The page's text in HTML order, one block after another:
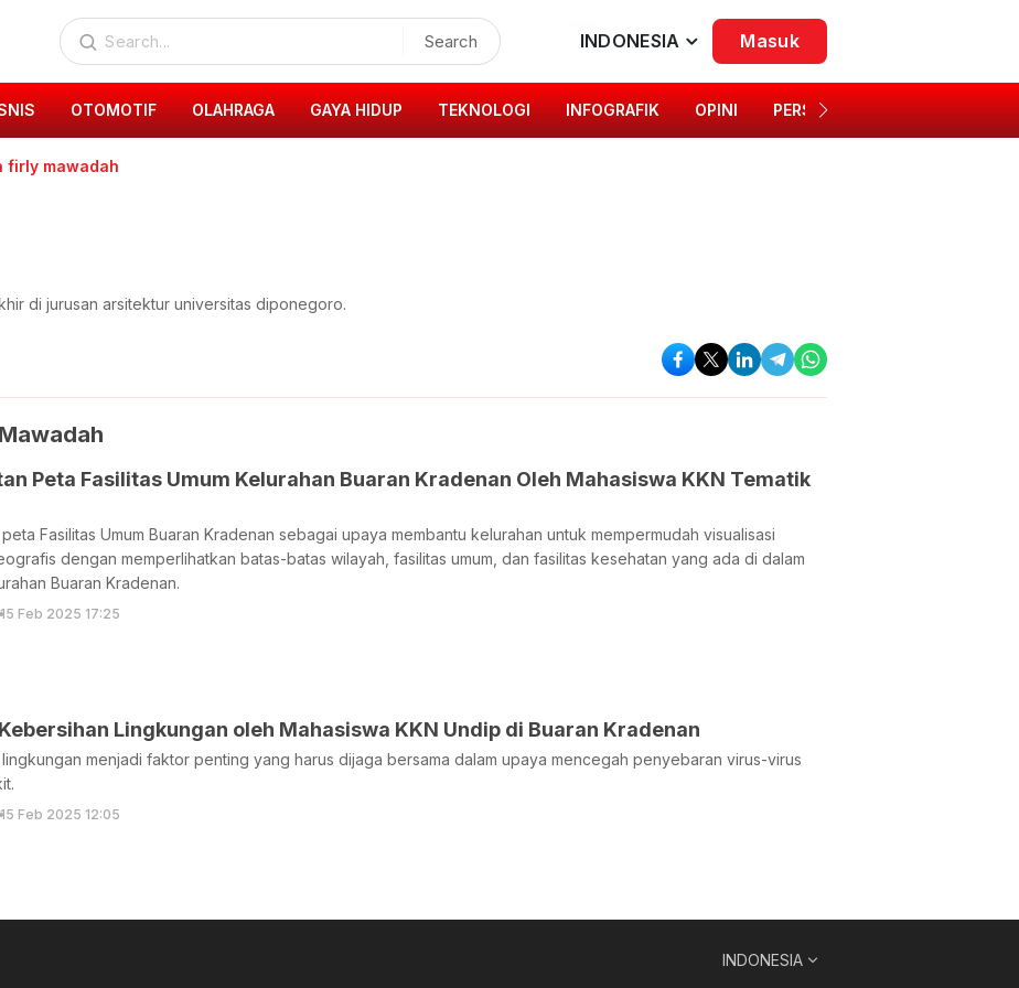
Search INDONESIA Masuk
OTOMOTIF OLAHRAGA GAYA HIDUP TEKNOLOGI INFOGRAFIK OPINI PERSONA
firly mawadah
di jurusan arsitektur universitas diponegoro.
Peta Fasilitas Umum Kelurahan Buaran Kradenan Oleh Mahasiswa KKN Tematik
Fasilitas Umum Buaran Kradenan sebagai upaya membantu kelurahan untuk mempermudah visualisasi
dengan memperlihatkan batas-batas wilayah, fasilitas umum, dan fasilitas kesehatan yang ada di dalam
Buaran Kradenan.
15 Feb 2025 17:25
Lingkungan oleh Mahasiswa KKN Undip di Buaran Kradenan
menjadi faktor penting yang harus dijaga bersama dalam upaya mencegah penyebaran virus-virus
15 Feb 2025 12:05
INDONESIA